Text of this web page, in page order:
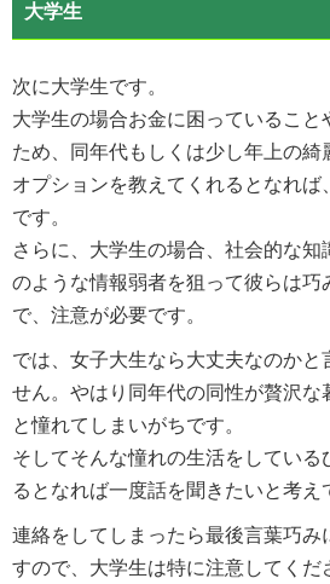
大学生
次に大学生です。
大学生の場合お金に困っていること
ため、同年代もしくは少し年上の綺
オプションを教えてくれるとなれば
です。
さらに、大学生の場合、社会的な知
のような情報弱者を狙って彼らは巧
で、注意が必要です。
では、女子大生なら大丈夫なのかと
せん。やはり同年代の同性が贅沢な
と憧れてしまいがちです。
そしてそんな憧れの生活をしている
るとなれば一度話を聞きたいと考え
連絡をしてしまったら最後言葉巧み
すので、大学生は特に注意してくだ